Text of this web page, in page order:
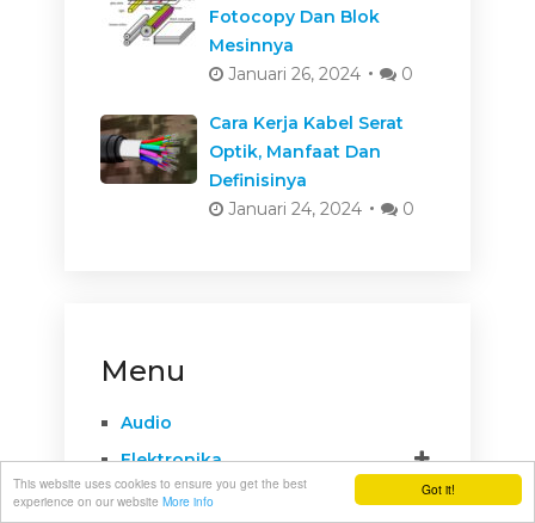
Got it!
This website uses cookies to ensure you get the best
experience on our website More info
Fotocopy Dan Blok
Mesinnya
Januari 26, 2024
0
Cara Kerja Kabel Serat
Optik, Manfaat Dan
Definisinya
Januari 24, 2024
0
Menu
Audio
Elektronika
Komponen